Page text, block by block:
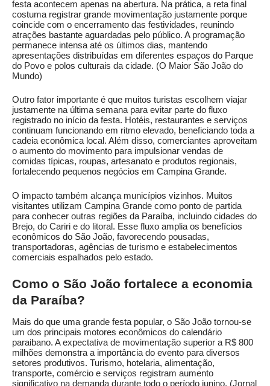
festa acontecem apenas na abertura. Na prática, a reta final
costuma registrar grande movimentação justamente porque
coincide com o encerramento das festividades, reunindo
atrações bastante aguardadas pelo público. A programação
permanece intensa até os últimos dias, mantendo
apresentações distribuídas em diferentes espaços do Parque
do Povo e polos culturais da cidade. (O Maior São João do
Mundo)
Outro fator importante é que muitos turistas escolhem viajar
justamente na última semana para evitar parte do fluxo
registrado no início da festa. Hotéis, restaurantes e serviços
continuam funcionando em ritmo elevado, beneficiando toda a
cadeia econômica local. Além disso, comerciantes aproveitam
o aumento do movimento para impulsionar vendas de
comidas típicas, roupas, artesanato e produtos regionais,
fortalecendo pequenos negócios em Campina Grande.
O impacto também alcança municípios vizinhos. Muitos
visitantes utilizam Campina Grande como ponto de partida
para conhecer outras regiões da Paraíba, incluindo cidades do
Brejo, do Cariri e do litoral. Esse fluxo amplia os benefícios
econômicos do São João, favorecendo pousadas,
transportadoras, agências de turismo e estabelecimentos
comerciais espalhados pelo estado.
Como o São João fortalece a economia
da Paraíba?
Mais do que uma grande festa popular, o São João tornou-se
um dos principais motores econômicos do calendário
paraibano. A expectativa de movimentação superior a R$ 800
milhões demonstra a importância do evento para diversos
setores produtivos. Turismo, hotelaria, alimentação,
transporte, comércio e serviços registram aumento
significativo na demanda durante todo o período junino. (Jornal